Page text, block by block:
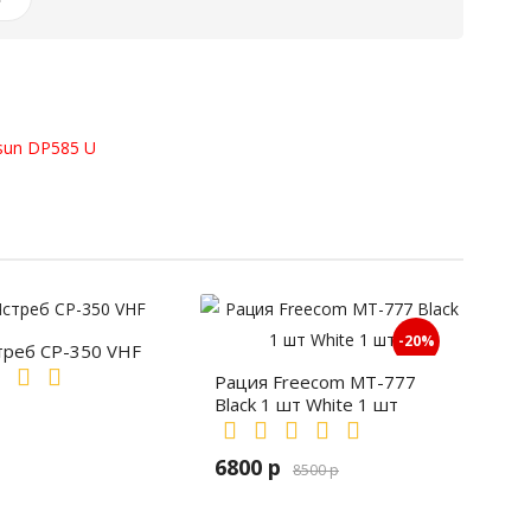
DP585 U
СР-350 VHF -20%
Рация Freecom MT-777
Black 1 шт White 1 шт
6800 р 8500 р